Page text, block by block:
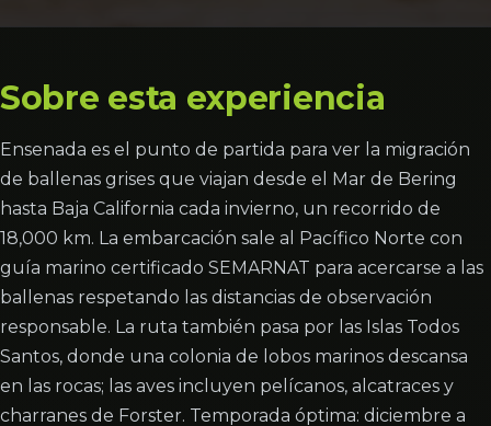
Sobre esta experiencia
Ensenada es el punto de partida para ver la migración
de ballenas grises que viajan desde el Mar de Bering
hasta Baja California cada invierno, un recorrido de
18,000 km. La embarcación sale al Pacífico Norte con
guía marino certificado SEMARNAT para acercarse a las
ballenas respetando las distancias de observación
responsable. La ruta también pasa por las Islas Todos
Santos, donde una colonia de lobos marinos descansa
en las rocas; las aves incluyen pelícanos, alcatraces y
charranes de Forster. Temporada óptima: diciembre a